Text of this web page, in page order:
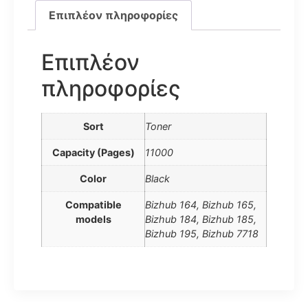
Επιπλέον πληροφορίες
Επιπλέον
πληροφορίες
Sort Toner
Capacity (Pages) 11000
Color Black
Compatible
models
Bizhub 164, Bizhub 165,
Bizhub 184, Bizhub 185,
Bizhub 195, Bizhub 7718